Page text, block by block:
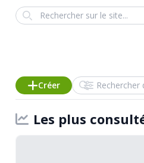
Search
Créer Rechercher dans
Les plus